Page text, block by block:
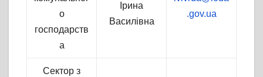
о
господарств
а
Ірина
Василівна
.gov.ua
Сектор з